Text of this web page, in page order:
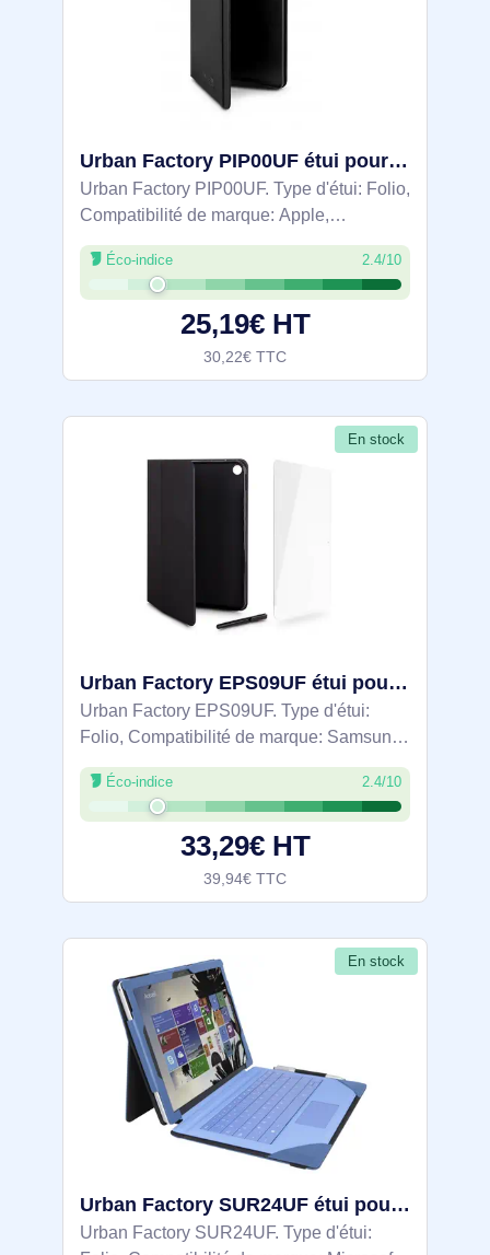
Urban Factory PIP00UF étui pour tablette 24,6 cm (9.7") Folio Noir
Urban Factory PIP00UF. Type d'étui: Folio,
Compatibilité de marque: Apple,
Compatibilité: iPad PRO 9.7", Taille
maximale de l’écran: 24,6 cm (9.7"). Poids:
308 g
Éco-indice 2.4/10
25,19€ HT
30,22€ TTC
En stock
Urban Factory EPS09UF étui pour tablette 27,9 cm (11") Folio Noir
Urban Factory EPS09UF. Type d'étui:
Folio, Compatibilité de marque: Samsung,
Compatibilité: Galaxy Tab A9+ 11'', Taille
maximale de l’écran: 27,9 cm (11"). Poids:
375,5 g
Éco-indice 2.4/10
33,29€ HT
39,94€ TTC
En stock
Urban Factory SUR24UF étui pour tablette 31,2 cm (12.3") Folio Bleu
Urban Factory SUR24UF. Type d'étui: